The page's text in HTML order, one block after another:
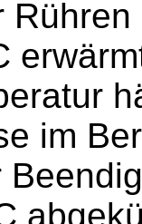
im